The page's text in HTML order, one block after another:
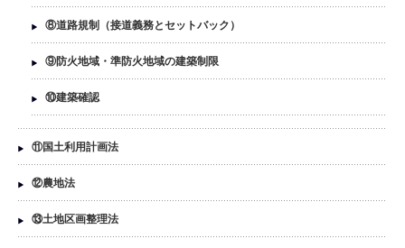
⑧道路規制（接道義務とセットバック）
⑨防火地域・準防火地域の建築制限
⑩建築確認
⑪国土利用計画法
⑫農地法
⑬土地区画整理法